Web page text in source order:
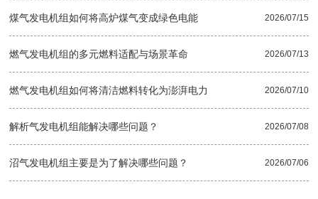
煤气发电机组如何将高炉煤气变成绿色电能 2026/07/15
燃气发电机组的多元燃料适配与场景革命 2026/07/13
燃气发电机组如何将清洁燃料转化为澎湃电力 2026/07/10
解析气发电机组能解决哪些问题？ 2026/07/08
沼气发电机组主要是为了解决哪些问题？ 2026/07/06